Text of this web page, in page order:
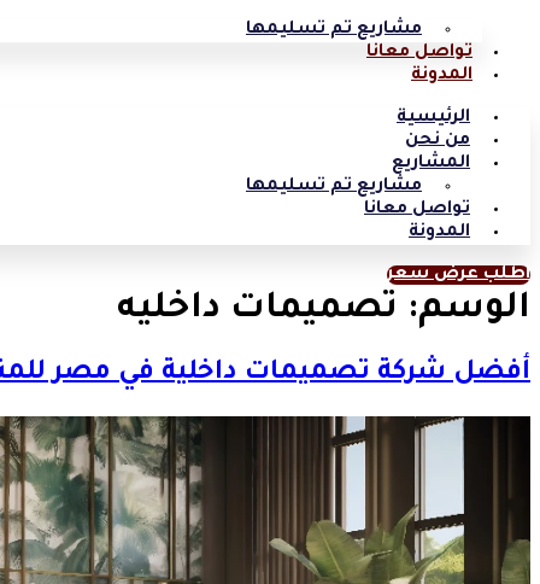
مشاريع تم تسليمها
تواصل معانا
المدونة
الرئيسية
من نحن
المشاريع
مشاريع تم تسليمها
تواصل معانا
المدونة
اطلب عرض سعر
الوسم: تصميمات داخليه
أفضل شركة تصميمات داخلية في مصر للمنازل